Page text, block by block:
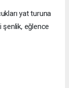
yat turuna
şenlik, eğlence